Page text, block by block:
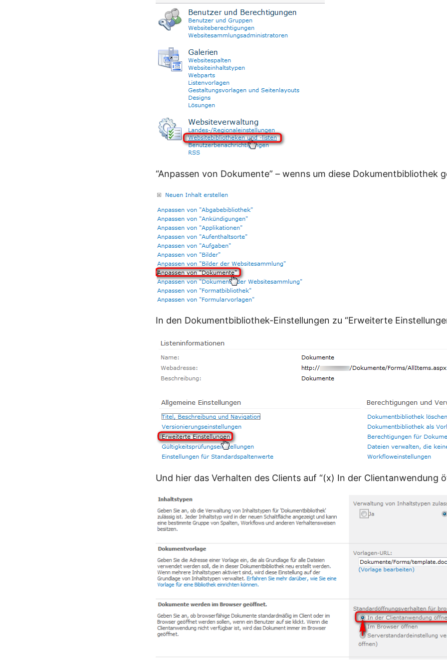
“Anpassen von Dokumente” – wenns um diese Dokumentbibliothek
In den Dokumentbibliothek-Einstellungen zu “Erweiterte
Und hier das Verhalten des Clients auf “(x) In der Clientanwendung